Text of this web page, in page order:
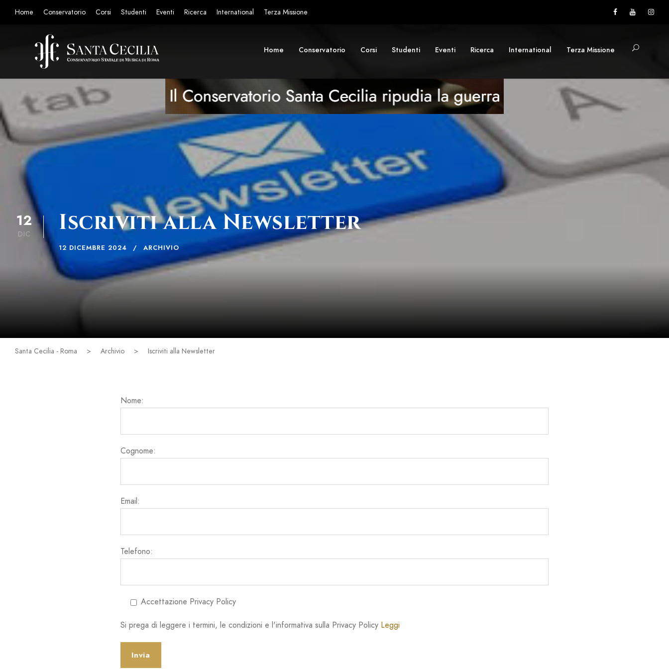
Home Conservatorio Corsi Studenti Eventi Ricerca International Terza Missione
Home Conservatorio Corsi Studenti Eventi Ricerca International Terza Missione
12
DIC Iscriviti alla Newsletter
12 DICEMBRE 2024 ARCHIVIO
Santa Cecilia - Roma > Archivio > Iscriviti alla Newsletter
Nome:
Cognome:
Email:
Telefono:
Accettazione Privacy Policy
Si prega di leggere i termini, le condizioni e l'informativa sulla Privacy Policy Leggi